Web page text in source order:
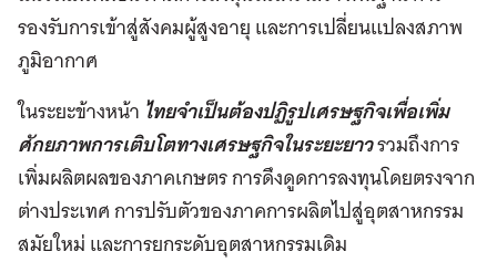
รองรับการเข้าสู่สังคมผู้สูงอายุ และการเปลี่ยนแปลงสภาพ
ภูมิอากาศ
ในระยะข้างหน้า ไทยจำเป็นต้องปฏิรูปเศรษฐกิจเพื่อเพิ่ม
ศักยภาพการเติบโตทางเศรษฐกิจในระยะยาวรวมถึงการ
เพิ่มผลิตผลของภาคเกษตร การดึงดูดการลงทุนโดยตรงจาก
ต่างประเทศ การปรับตัวของภาคการผลิตไปสู่อุตสาหกรรม
สมัยใหม่ และการยกระดับอุตสาหกรรมเดิม